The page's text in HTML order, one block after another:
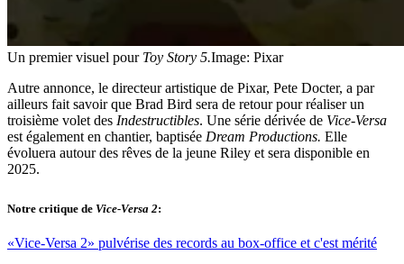
Un premier visuel pour Toy Story 5.Image: Pixar
Autre annonce, le directeur artistique de Pixar, Pete Docter, a par
ailleurs fait savoir que Brad Bird sera de retour pour réaliser un
troisième volet des Indestructibles. Une série dérivée de Vice-Versa
est également en chantier, baptisée Dream Productions. Elle
évoluera autour des rêves de la jeune Riley et sera disponible en
2025.
Notre critique de Vice-Versa 2:
«Vice-Versa 2» pulvérise des records au box-office et c'est mérité